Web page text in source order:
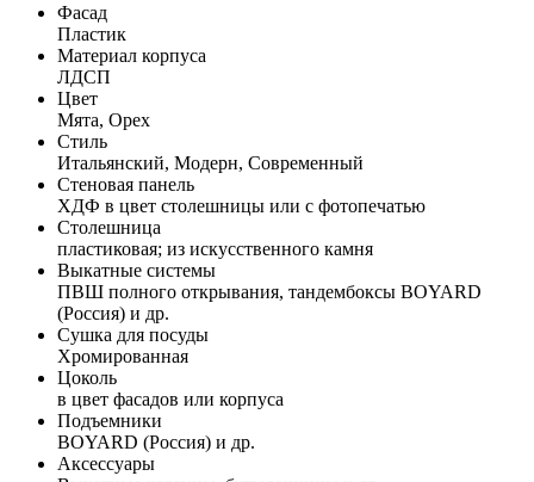
Фасад
Пластик
Материал корпуса
ЛДСП
Цвет
Мята, Орех
Стиль
Итальянский, Модерн, Современный
Стеновая панель
ХДФ в цвет столешницы или с фотопечатью
Столешница
пластиковая; из искусственного камня
Выкатные системы
ПВШ полного открывания, тандембоксы BOYARD
(Россия) и др.
Сушка для посуды
Хромированная
Цоколь
в цвет фасадов или корпуса
Подъемники
BOYARD (Россия) и др.
Аксессуары